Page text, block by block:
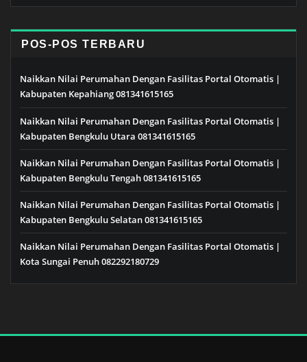
POS-POS TERBARU
Naikkan Nilai Perumahan Dengan Fasilitas Portal Otomatis |
Kabupaten Kepahiang 081341615165
Naikkan Nilai Perumahan Dengan Fasilitas Portal Otomatis |
Kabupaten Bengkulu Utara 081341615165
Naikkan Nilai Perumahan Dengan Fasilitas Portal Otomatis |
Kabupaten Bengkulu Tengah 081341615165
Naikkan Nilai Perumahan Dengan Fasilitas Portal Otomatis |
Kabupaten Bengkulu Selatan 081341615165
Naikkan Nilai Perumahan Dengan Fasilitas Portal Otomatis |
Kota Sungai Penuh 082292180729